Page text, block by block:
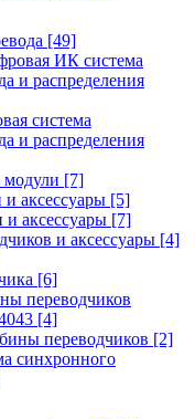
[49]
ИК система
и распределения
система
и распределения
[7]
аксессуары [5]
аксессуары [7]
и аксессуары [4]
[6]
переводчиков
[4]
переводчиков [2]
синхронного